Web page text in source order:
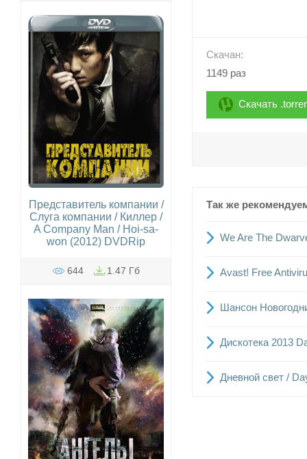
Скачан:
1149 раз
Скачать
Так же
We Are The
Avast! Free
Шансон
Дискотека 2013
Дневной свет /
Представитель компании /
Слуга компании / Киллер /
A Company Man / Hoi-sa-
won (2012) DVDRip
644 1.47 Гб